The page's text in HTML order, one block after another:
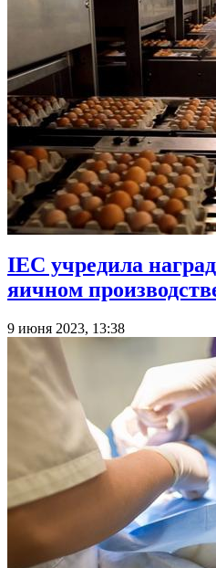
IEC учредила
яичном
9 июня 2023, 13:38